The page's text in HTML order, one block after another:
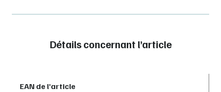
Détails concernant l’article
EAN de l’article